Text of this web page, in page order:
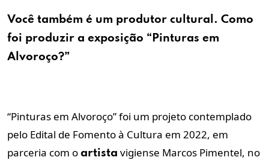
Você também é um produtor cultural. Como
foi produzir a exposição “Pinturas em
Alvoroço?”
“Pinturas em Alvoroço” foi um projeto contemplado
pelo Edital de Fomento à Cultura em 2022, em
parceria com o artista vigiense Marcos Pimentel, no